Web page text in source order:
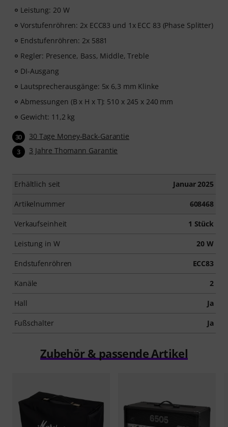
Leistung: 20 W
Vorstufenröhren: 2x ECC83 und 1x ECC 83 (Phase Splitter)
Endstufenröhren: 2x 5881
Regler: Presence, Bass, Middle, Treble
DI-Ausgang
Lautsprecherausgänge: 5x 6,3 mm Klinke
Abmessungen (B x H x T): 510 x 245 x 240 mm
Gewicht: 11,2 kg
30 30 Tage Money-Back-Garantie
3 3 Jahre Thomann Garantie
Erhältlich seit Januar 2025
Artikelnummer 608468
Verkaufseinheit 1 Stück
Leistung in W 20 W
Endstufenröhren ECC83
Kanäle 2
Hall Ja
Fußschalter Ja
Zubehör & passende Artikel